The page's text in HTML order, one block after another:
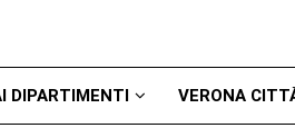
DIPARTIMENTI VERONA